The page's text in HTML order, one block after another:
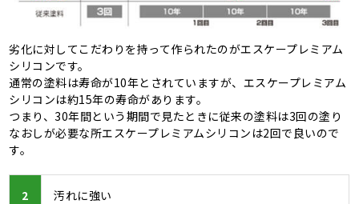
劣化に対してこだわりを持って作られたのがエスケープレミアム
シリコンです。
通常の塗料は寿命が10年とされていますが、エスケープレミアム
シリコンは約15年の寿命があります。
つまり、30年間という期間で見たときに従来の塗料は3回の塗り
なおしが必要な所エスケープレミアムシリコンは2回で良いので
す。
2 汚れに強い